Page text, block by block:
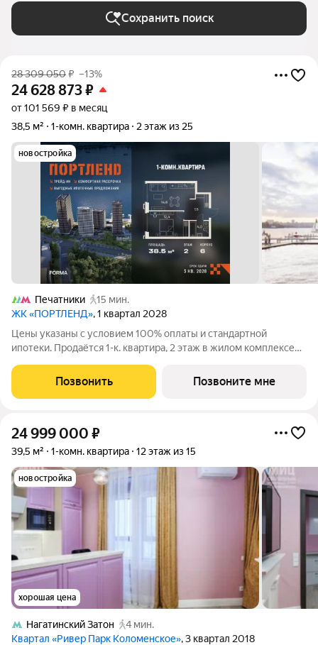
Сохранить поиск
28 309 050₽ –13%
24 628 873₽
от 101 569 ₽ в месяц
38,5 м²
1-комн. квартира 2 этаж из 25
новостройка
Печатники
15 мин.
ЖК «ПОРТЛЕНД», 1 квартал 2028
Цены указаны с условием 100% оплаты и стандартной
ипотеки. Продаётся 1-к. квартира, 2 этаж в жилом комплексе
расположен на берегу Москвы-реки в северной части района
Печатники в акватории Южного речного
Позвонить Позвоните мне
24 999 000 ₽
39,5 м² 1-комн. квартира 12 этаж из 15
новостройка
хорошая цена
Нагатинский Затон
4 мин.
Квартал «Ривер Парк Коломенское», 3 квартал 2018